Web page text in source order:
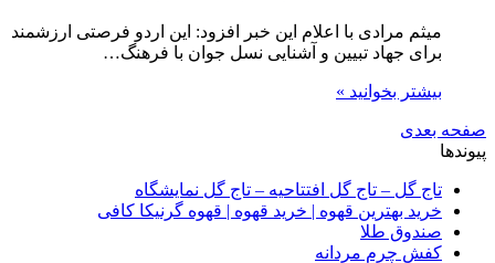
میثم مرادی با اعلام این خبر افزود: این اردو فرصتی ارزشمند
برای جهاد تبیین و آشنایی نسل جوان با فرهنگ…
بیشتر بخوانید »
صفحه بعدی
پیوندها
تاج گل – تاج گل افتتاحیه – تاج گل نمایشگاه
خرید بهترین قهوه | خرید قهوه | قهوه گرنیکا کافی
صندوق طلا
کفش چرم مردانه